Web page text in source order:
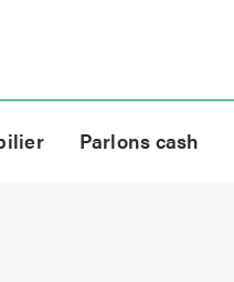
Parlons cash